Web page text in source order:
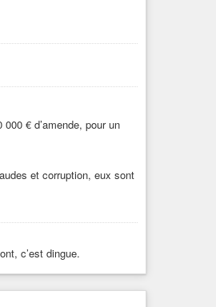
€ d’amende, pour un
et corruption, eux sont
c’est dingue.